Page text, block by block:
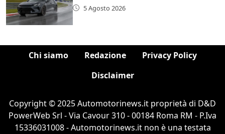
5 Agosto 2026
Chi siamo Redazione
Privacy Policy
Disclaimer
Copyright © 2025 Automotorinews.it proprietà di D&D
PowerWeb Srl - Via Cavour 310 - 00184 Roma RM - P.Iva
15336031008 - Automotorinews.it non è una testata